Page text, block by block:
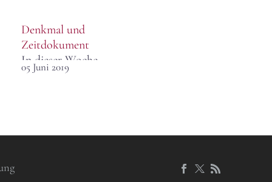
Denkmal und
Zeitdokument
In dieser Woche
erscheint die
Schostakowitsch bei
05 Juni 2019